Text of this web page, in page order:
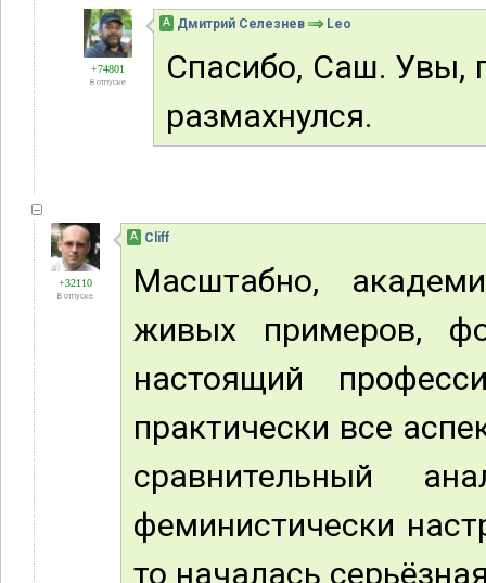
+74801
В отпуске
А Дмитрий Селезнев Leo
Спасибо, Саш. Увы,
размахнулся.
+32110
В отпуске
А Cliff
Масштабно,
живых примеров,
настоящий
практически все
сравнительный
феминистически
то началась